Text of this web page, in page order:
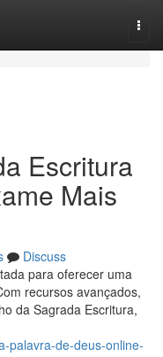
Escritura
Mais
Discuss
para oferecer uma
recursos avançados,
da Sagrada Escritura,
palavra-de-deus-online-